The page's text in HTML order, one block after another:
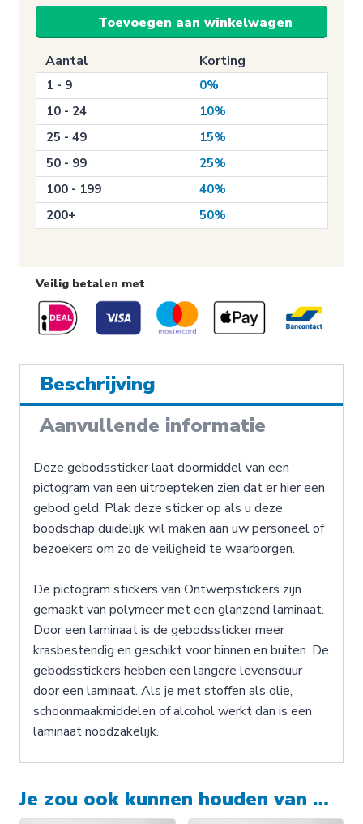
Algemeen
gebodspictogramToevoegen aan winkelwagen
Aantal Korting
1 - 9
0%
10 - 24
10%
25 - 49
15%
50 - 99
25%
100 - 199
40%
200+
50%
Veilig betalen met
Beschrijving
Aanvullende informatie
Deze gebodssticker laat doormiddel van een
pictogram van een uitroepteken zien dat er hier een
gebod geld. Plak deze sticker op als u deze
boodschap duidelijk wil maken aan uw personeel of
bezoekers om zo de veiligheid te waarborgen.
De pictogram stickers van Ontwerpstickers zijn
gemaakt van polymeer met een glanzend laminaat.
Door een laminaat is de gebodssticker meer
krasbestendig en geschikt voor binnen en buiten. De
gebodsstickers hebben een langere levensduur
door een laminaat. Als je met stoffen als olie,
schoonmaakmiddelen of alcohol werkt dan is een
laminaat noodzakelijk.
Je zou ook kunnen houden van …